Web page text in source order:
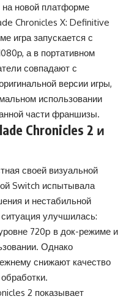
новой платформе
Chronicles X: Definitive
игра запускается с
а в портативном
совпадают с
версии игры,
использовании
части франшизы.
Chronicles 2 и
своей визуальной
Switch испытывала
и нестабильной
улучшилась:
720p в док-режиме и
Однако
снижают качество
2 показывает